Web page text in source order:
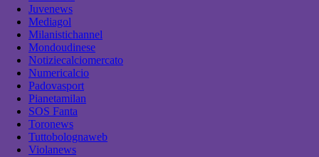
Juvenews
Mediagol
Milanistichannel
Mondoudinese
Notiziecalciomercato
Numericalcio
Padovasport
Pianetamilan
SOS Fanta
Toronews
Tuttobolognaweb
Violanews